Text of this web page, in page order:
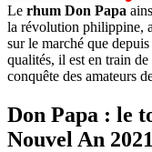
Le rhum Don Papa
la révolution philippine,
sur le marché que
qualités, il est en train
conquête des amateurs
Don Papa : le
Nouvel An